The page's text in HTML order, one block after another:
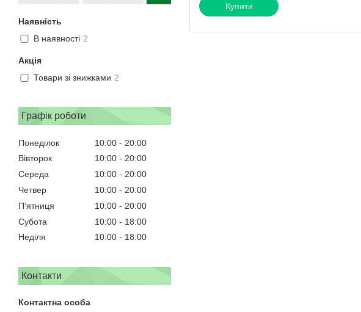
Наявність
В наявності 2
Акція
Товари зі знижками 2
Графік роботи
Понеділок 10:00
20:00
Вівторок
10:00
20:00
Середа
10:00
20:00
Четвер
10:00
20:00
Пʼятниця
10:00
20:00
Субота
10:00
18:00
Неділя
10:00 18:00
Контакти
Купити